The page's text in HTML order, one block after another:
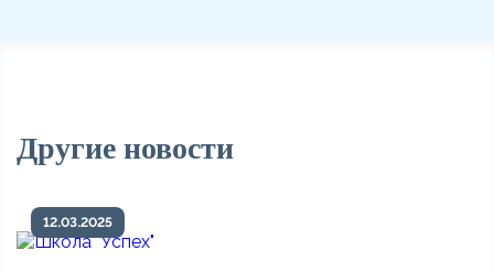
Другие новости
12.03.2025